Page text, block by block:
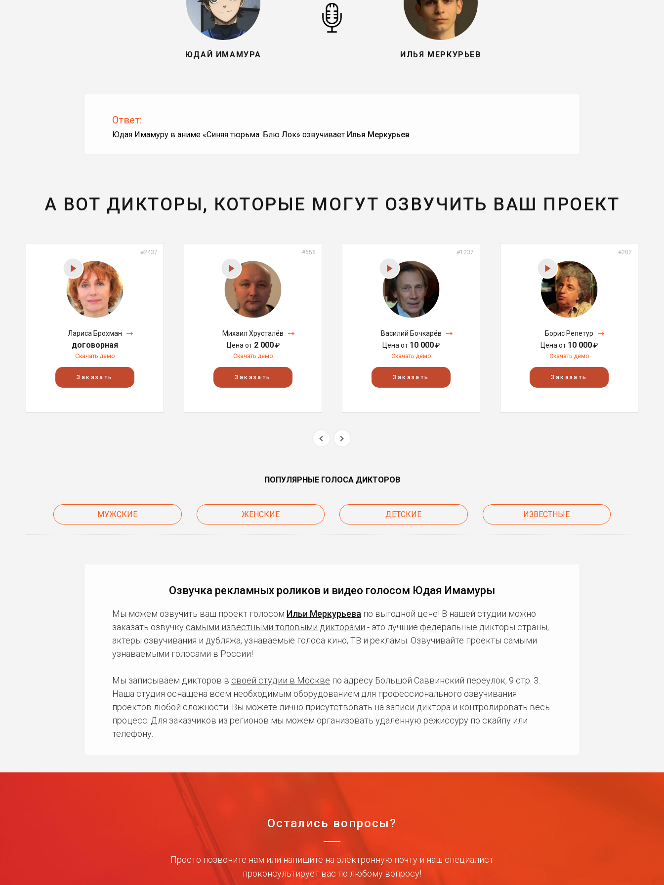
ЮДАЙ ИМАМУРА ИЛЬЯ МЕРКУРЬЕВ
Ответ:
Юдая Имамуру в аниме «Синяя тюрьма: Блю Лок» озвучивает Илья Меркурьев
А ВОТ ДИКТОРЫ, КОТОРЫЕ МОГУТ ОЗВУЧИТЬ ВАШ ПРОЕКТ
#2437
Лариса Брохман
договорная
Скачать демо
Заказать
#656
Михаил Хрусталёв
Цена от 2 000₽
Скачать демо
Заказать
#1237
Василий Бочкарёв
Цена от 10 000₽
Скачать демо
Заказать
#202
Борис Репетур
Цена от 10 000₽
Скачать демо
Заказать
ПОПУЛЯРНЫЕ ГОЛОСА ДИКТОРОВ
МУЖСКИЕ ЖЕНСКИЕ ДЕТСКИЕ ИЗВЕСТНЫЕ
Озвучка рекламных роликов и видео голосом Юдая Имамуры
Мы можем озвучить ваш проект голосом Ильи Меркурьева по выгодной цене! В нашей студии можно
заказать озвучку самыми известными топовыми дикторами - это лучшие федеральные дикторы страны,
актеры озвучивания и дубляжа, узнаваемые голоса кино, ТВ и рекламы. Озвучивайте проекты самыми
узнаваемыми голосами в России!
Мы записываем дикторов в своей студии в Москве по адресу Большой Саввинский переулок, 9 стр. 3.
Наша студия оснащена всем необходимым оборудованием для профессионального озвучивания
проектов любой сложности. Вы можете лично присутствовать на записи диктора и контролировать весь
процесс. Для заказчиков из регионов мы можем организовать удаленную режиссуру по скайпу или
телефону.
Остались вопросы?
Просто позвоните нам или напишите на электронную почту и наш специалист
проконсультирует вас по любому вопросу!